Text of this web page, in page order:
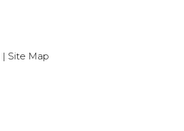
| Site Map